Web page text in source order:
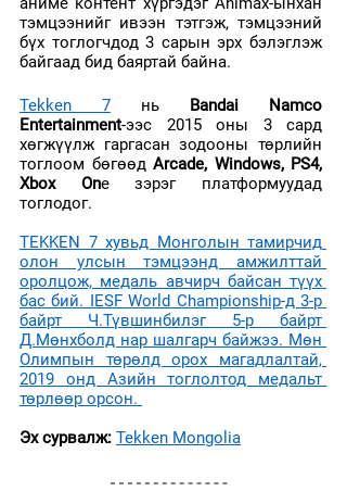
тэмцээнийг ивээн тэтгэж, тэмцээний
бүх тоглогчдод 3 сарын эрх бэлэглэж
байгаад бид баяртай байна.
Tekken 7 нь Bandai Namco
Entertainment-ээс 2015 оны 3 сард
хөгжүүлж гаргасан зодооны төрлийн
тоглоом бөгөөд Arcade, Windows, PS4,
Xbox One зэрэг платформуудад
тоглодог.
TEKKEN 7 хувьд Монголын тамирчид
олон улсын тэмцээнд амжилттай
оролцож, медаль авчирч байсан түүх
бас бий. IESF World Championship-д 3-р
байрт Ч.Түвшинбилэг 5-р байрт
Д.Мөнхболд нар шалгарч байжээ. Мөн
Олимпын төрөлд орох магадлалтай,
2019 онд Азийн тоглолтод медальт
төрлөөр орсон.
Эх сурвалж: Tekken Mongolia